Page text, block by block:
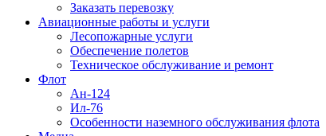
Заказать перевозку
Авиационные работы и услуги
Лесопожарные услуги
Обеспечение полетов
Техническое обслуживание и ремонт
Флот
Ан-124
Ил-76
Особенности наземного обслуживания флота